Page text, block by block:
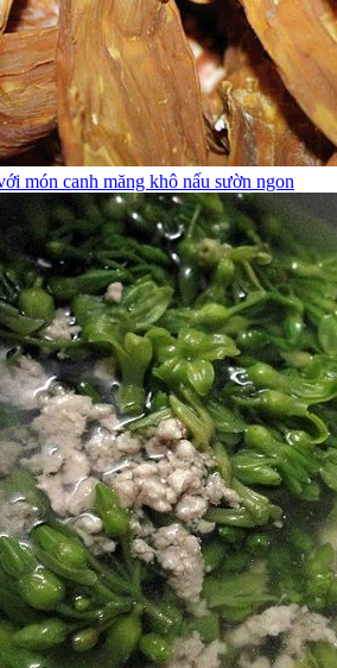
món canh măng khô nấu sườn ngon